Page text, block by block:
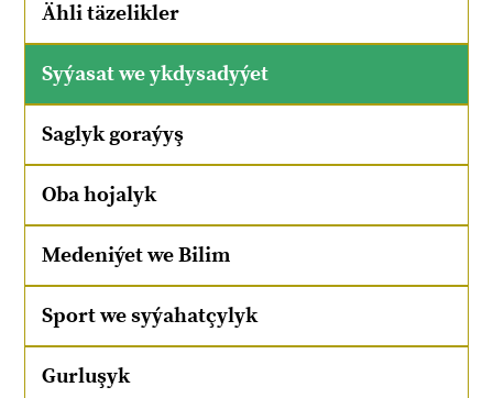
Ähli täzelikler
Syýasat we ykdysadyýet
Saglyk goraýyş
Oba hojalyk
Medeniýet we Bilim
Sport we syýahatçylyk
Gurluşyk